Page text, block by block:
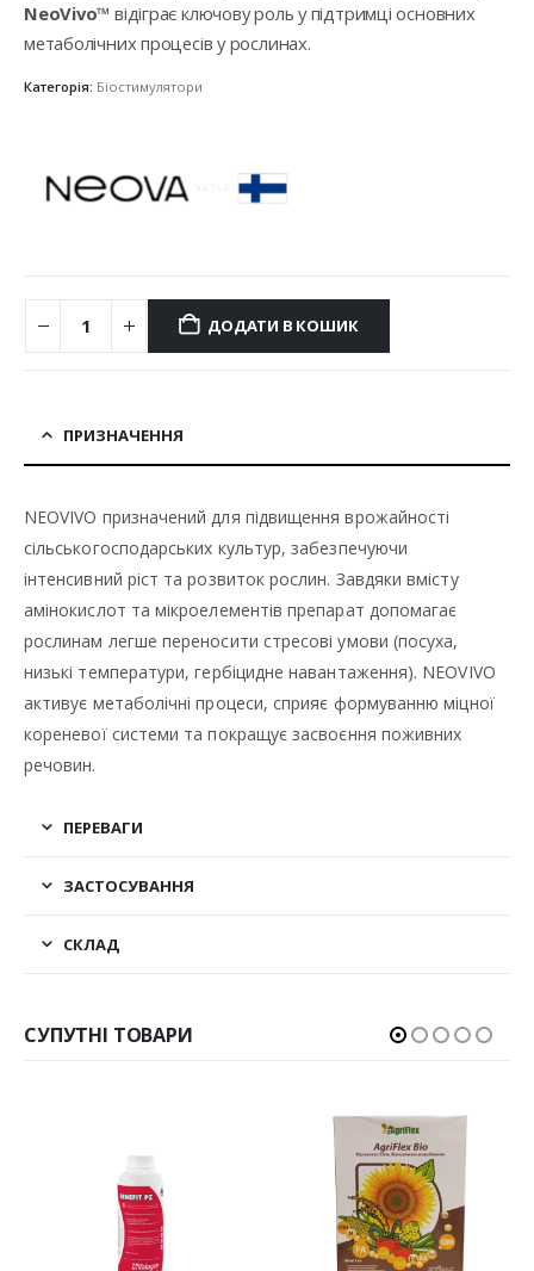
NeoVivo™ відіграє ключову роль у підтримці основних
метаболічних процесів у рослинах.
Категорія: Біостимулятори
ДОДАТИ В КОШИК
ПРИЗНАЧЕННЯ
NEOVIVO призначений для підвищення врожайності
сільськогосподарських культур, забезпечуючи
інтенсивний ріст та розвиток рослин. Завдяки вмісту
амінокислот та мікроелементів препарат допомагає
рослинам легше переносити стресові умови (посуха,
низькі температури, гербіцидне навантаження). NEOVIVO
активує метаболічні процеси, сприяє формуванню міцної
кореневої системи та покращує засвоєння поживних
речовин.
ПЕРЕВАГИ
ЗАСТОСУВАННЯ
СКЛАД
СУПУТНІ ТОВАРИ